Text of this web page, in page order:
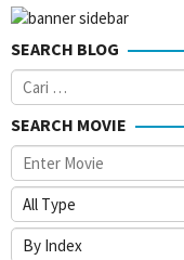
SEARCH BLOG
Cari
untuk:
SEARCH MOVIE